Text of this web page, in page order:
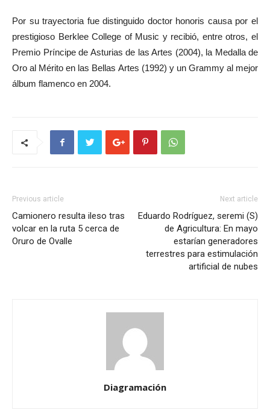
Por su trayectoria fue distinguido doctor honoris causa por el
prestigioso Berklee College of Music y recibió, entre otros, el
Premio Príncipe de Asturias de las Artes (2004), la Medalla de
Oro al Mérito en las Bellas Artes (1992) y un Grammy al mejor
álbum flamenco en 2004.
Previous article
Camionero resulta ileso tras
volcar en la ruta 5 cerca de
Oruro de Ovalle
Next article
Eduardo Rodríguez, seremi (S)
de Agricultura: En mayo
estarían generadores
terrestres para estimulación
artificial de nubes
Diagramación